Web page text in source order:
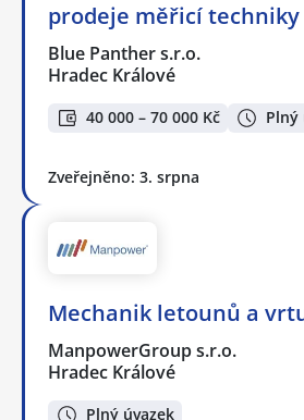
prodeje měřicí techniky
Blue Panther s.r.o.
Hradec Králové
40 000 – 70 000 Kč Plný
Zveřejněno: 3. srpna
Mechanik letounů a
ManpowerGroup s.r.o.
Hradec Králové
Plný úvazek